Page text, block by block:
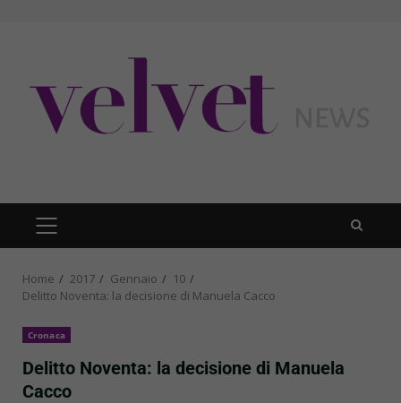
PRIMARY
MENU
Home 2017 Gennaio
10
Delitto Noventa: la decisione di Manuela Cacco
Cronaca
Delitto Noventa: la decisione di Manuela
Cacco